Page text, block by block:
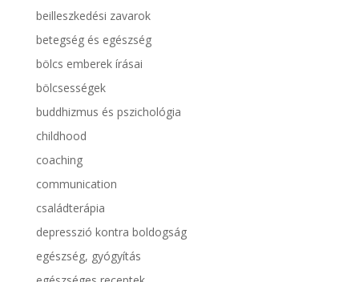
beilleszkedési zavarok
betegség és egészség
bölcs emberek írásai
bölcsességek
buddhizmus és pszichológia
childhood
coaching
communication
családterápia
depresszió kontra boldogság
egészség, gyógyítás